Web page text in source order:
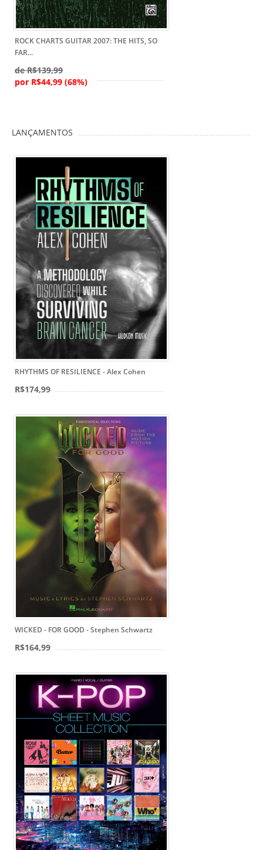
ROCK CHARTS GUITAR 2007: THE HITS, SO
FAR...
de R$139,99
por R$44,99 (68%)
LANÇAMENTOS
RHYTHMS OF RESILIENCE - Alex Cohen
R$174,99
WICKED - FOR GOOD - Stephen Schwartz
R$164,99